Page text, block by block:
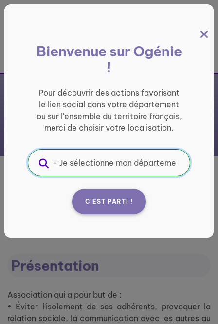
France entière
Bienvenue sur Ogénie
!
Pour découvrir des actions favorisant
le lien social dans votre département
ou sur l'ensemble du territoire français,
merci de choisir votre localisation.
C'EST PARTI !
Générations
Mouvement -
Club de
Présentation
Association qui a pour but de :
• Éviter l'isolement de ses adhérents, provoquer la
relation sociale, la communication avec les autres au
Panneau de gestion des cookies